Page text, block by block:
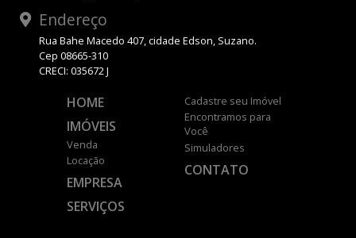
Endereço
Rua Bahe Macedo 407, cidade Edson, Suzano.
Cep 08665-310
CRECI: 035672 J
HOME
IMÓVEIS
Venda
Locação
EMPRESA
SERVIÇOS
Cadastre seu Imóvel
Encontramos para
Você
Simuladores
CONTATO